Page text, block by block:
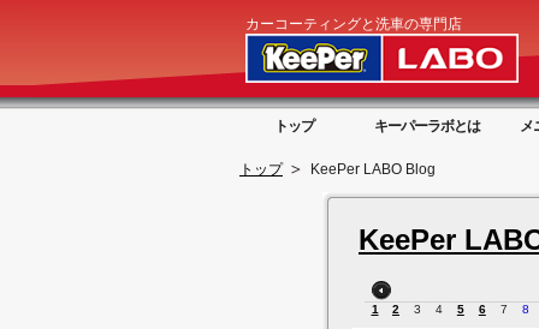
カーコーティングと洗車の専門店
トップ キーパーラボとは メ
トップ KeePer LABO Blog
KeePer
1 2 3 4 5 6 7 8